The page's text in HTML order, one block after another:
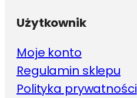
Użytkownik
Moje konto
Regulamin sklepu
Polityka prywatności